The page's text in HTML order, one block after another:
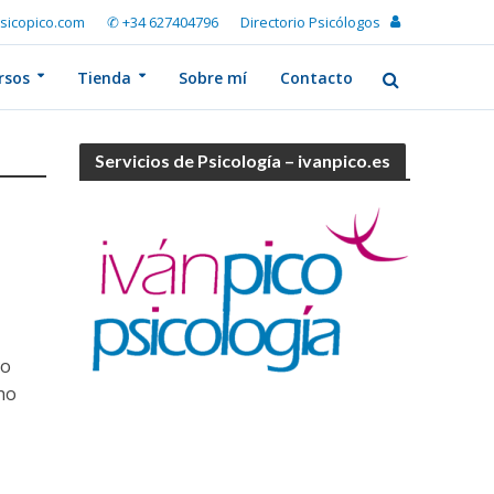
✆ +34 627404796 Directorio Psicólogos
Tienda Sobre mí Contacto
Servicios de Psicología – ivanpico.es